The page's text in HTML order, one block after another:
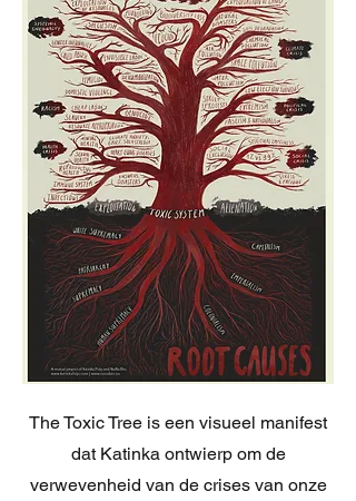
The Toxic Tree is een visueel manifest
dat Katinka ontwierp om de
verwevenheid van de crises van onze